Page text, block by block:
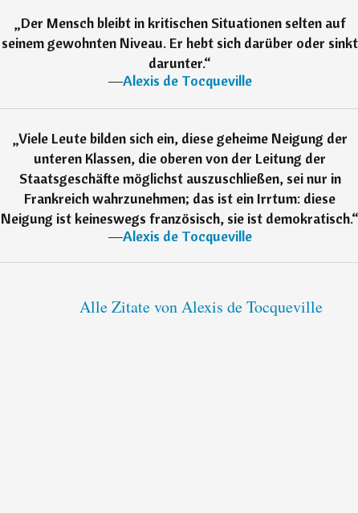
„Der Mensch bleibt in kritischen Situationen selten auf
seinem gewohnten Niveau. Er hebt sich darüber oder sinkt
darunter.“
―Alexis de Tocqueville
„Viele Leute bilden sich ein, diese geheime Neigung der
unteren Klassen, die oberen von der Leitung der
Staatsgeschäfte möglichst auszuschließen, sei nur in
Frankreich wahrzunehmen; das ist ein Irrtum: diese
Neigung ist keineswegs französisch, sie ist demokratisch.“
―Alexis de Tocqueville
Alle Zitate von Alexis de Tocqueville